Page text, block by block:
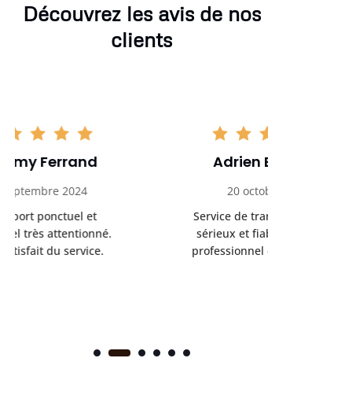
Découvrez les avis de nos
clients
Adrien Bouchet
Service de transport médical
sérieux et fiable. Chauffeur
professionnel et bienveillant.